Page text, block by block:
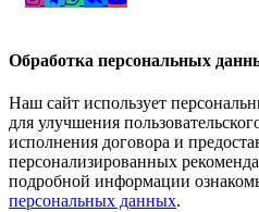
Обработка персональных
Наш сайт использует
для улучшения
исполнения договора и
персонализированных
подробной информации
персональных данных.